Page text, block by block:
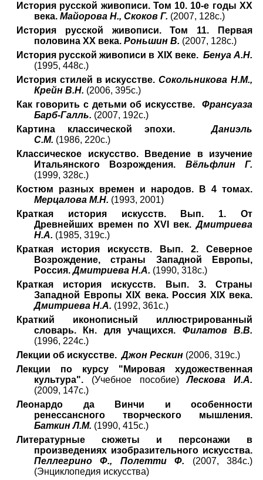
История русской живописи. Том 10. 10-е годы XX
века. Майорова Н., Скоков Г. (2007, 128с.)
История русской живописи. Том 11. Первая
половина XX века. Роньшин В. (2007, 128с.)
История русской живописи в XIX веке. Бенуа А.Н.
(1995, 448с.)
История стилей в искусстве.Сокольникова Н.М.,
Крейн В.Н. (2006, 395с.)
Как говорить с детьми об искусстве. Франсуаза
Барб-Галль. (2007, 192с.)
Картина классической эпохи.Даниэль
С.М. (1986, 220с.)
Классическое искусство. Введение в изучение
Итальянского Возрождения. Вёльфлин Г.
(1999, 328с.)
Костюм разных времен и народов. В 4 томах.
Мерцалова М.Н. (1993, 2001)
Краткая история искусств. Вып. 1. От
Древнейших времен по XVI век.Дмитриева
Н.А. (1985, 319с.)
Краткая история искусств. Вып. 2. Северное
Возрождение, страны Западной Европы,
Россия.Дмитриева Н.А. (1990, 318с.)
Краткая история искусств. Вып. 3. Страны
Западной Европы XIX века. Россия XIX века.
Дмитриева Н.А. (1992, 361с.)
Краткий иконописный иллюстрированный
словарь. Кн. для учащихся. Филатов В.В.
(1996, 224с.)
Лекции об искусстве.Джон Рескин (2006, 319с.)
Лекции по курсу "Мировая художественная
культура". (Учебное пособие)Лескова И.А.
(2009, 147с.)
Леонардо да Винчи и особенности
ренессансного творческого мышления.
Баткин Л.М. (1990, 415с.)
Литературные сюжеты и персонажи в
произведениях изобразительного искусства.
Пеллегрино Ф., Полетти Ф. (2007, 384с.)
(Энциклопедия искусства)